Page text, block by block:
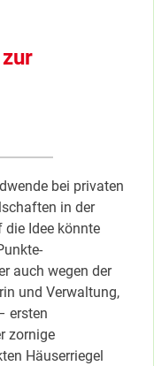
bei privaten
in der
Idee könnte
auch wegen der
und Verwaltung,
ersten
zornige
Häuserriegel